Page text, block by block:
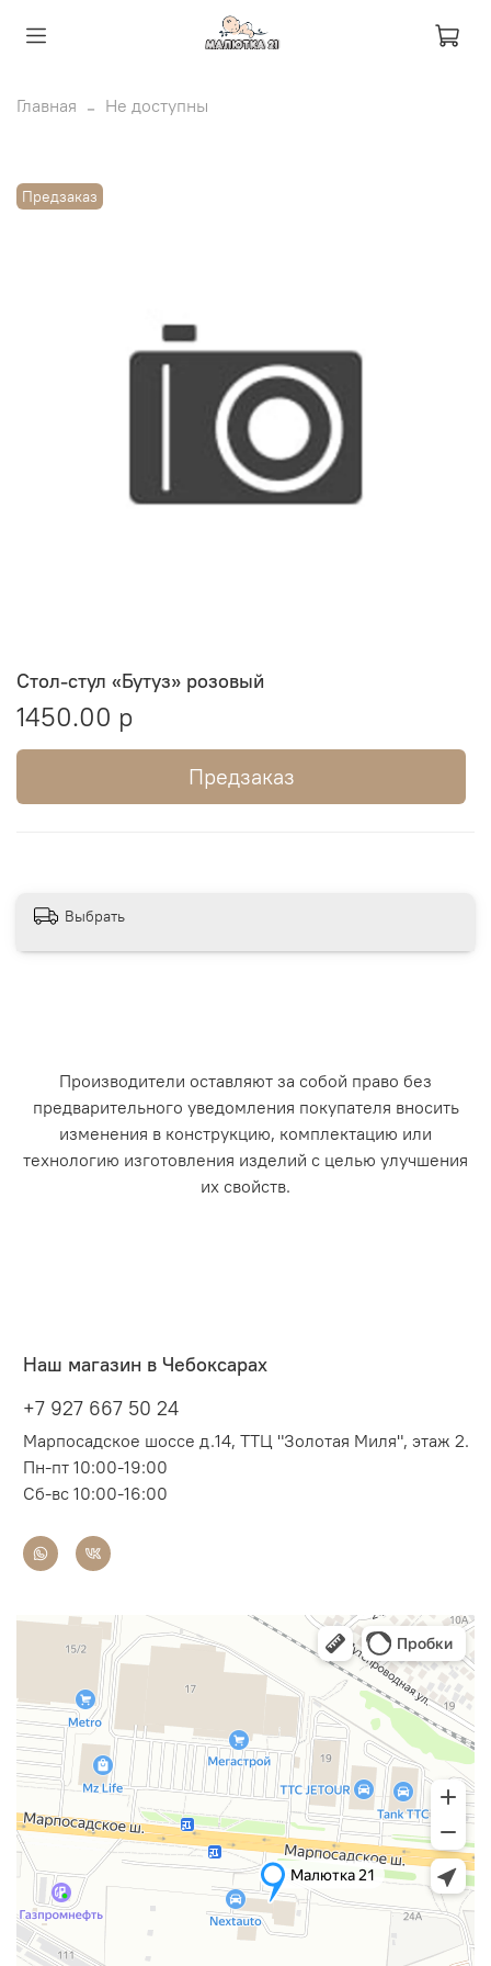
Главная Не доступны
Предзаказ
Стол-стул «Бутуз» розовый
1450.00 р
Предзаказ
Выбрать
Производители оставляют за собой право без
предварительного уведомления покупателя вносить
изменения в конструкцию, комплектацию или
технологию изготовления изделий с целью улучшения
их свойств.
Наш магазин в Чебоксарах
+7 927 667 50 24
Марпосадское шоссе д.14, ТТЦ "Золотая Миля", этаж 2.
Пн-пт 10:00-19:00
Сб-вс 10:00-16:00